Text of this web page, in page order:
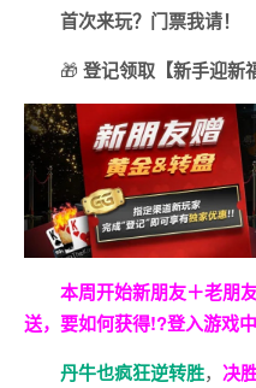
首次来玩？门票我请！
🎁 登记领取【新手迎新
本周开始新朋友＋老朋
送，要如何获得!?登入游戏
丹牛也疯狂逆转胜， 决